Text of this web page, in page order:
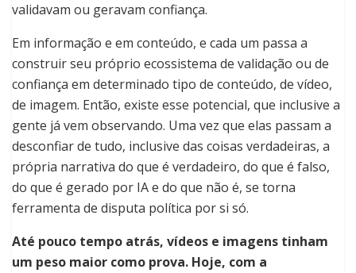
validavam ou geravam confiança.
Em informação e em conteúdo, e cada um passa a
construir seu próprio ecossistema de validação ou de
confiança em determinado tipo de conteúdo, de vídeo,
de imagem. Então, existe esse potencial, que inclusive a
gente já vem observando. Uma vez que elas passam a
desconfiar de tudo, inclusive das coisas verdadeiras, a
própria narrativa do que é verdadeiro, do que é falso,
do que é gerado por IA e do que não é, se torna
ferramenta de disputa política por si só.
Até pouco tempo atrás, vídeos e imagens tinham
um peso maior como prova. Hoje, com a